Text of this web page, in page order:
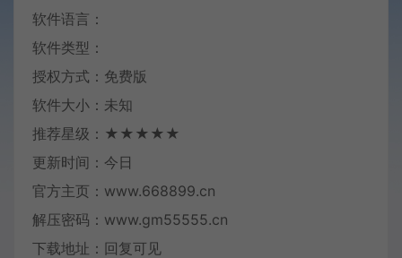
软件语言：
软件类型：
授权方式：免费版
软件大小：未知
推荐星级：★★★★★
更新时间：今日
官方主页：www.668899.cn
解压密码：www.gm55555.cn
下载地址：回复可见